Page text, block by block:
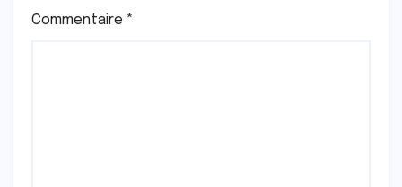
Commentaire *